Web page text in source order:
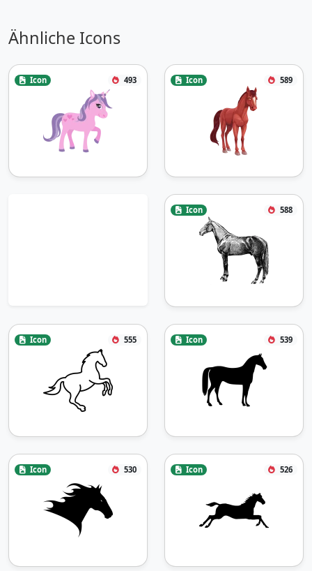
Ähnliche Icons
Icon 493 Icon 589
Icon 588
Icon 555 Icon 539
Icon 530 Icon 526